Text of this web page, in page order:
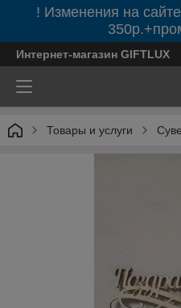
! Изменения на
Интернет-магазин GIFTLUX
Товары и услуги